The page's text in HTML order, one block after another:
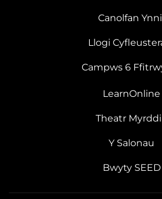
Canolfan Ynni
Llogi
Campws 6
LearnOnline
Theatr
Y Salonau
Bwyty SEED